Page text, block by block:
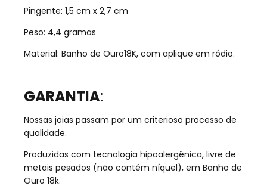
Pingente: 1,5 cm x 2,7 cm
Peso: 4,4 gramas
Material: Banho de Ouro18K, com aplique em ródio.
GARANTIA:
Nossas joias passam por um criterioso processo de
qualidade.
Produzidas com tecnologia hipoalergênica, livre de
metais pesados (não contém níquel), em Banho de
Ouro 18k.